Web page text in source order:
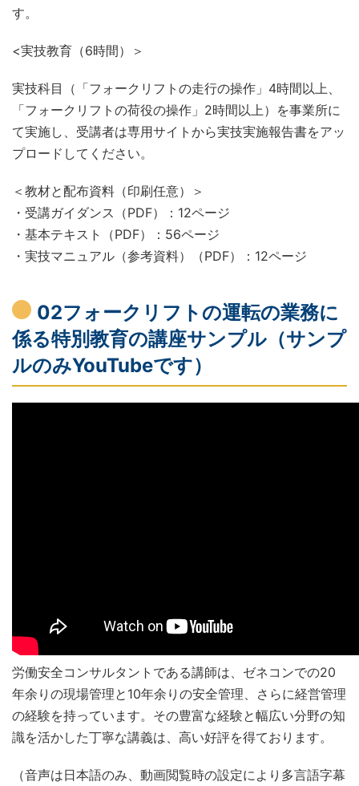
す。
<実技教育（6時間）＞
実技科目（「フォークリフトの走行の操作」4時間以上、
「フォークリフトの荷役の操作」2時間以上）を事業所に
て実施し、受講者は専用サイトから実技実施報告書をアッ
プロードしてください。
＜教材と配布資料（印刷任意）＞
・受講ガイダンス（PDF）：12ページ
・基本テキスト（PDF）：56ページ
・実技マニュアル（参考資料）（PDF）：12ページ
02フォークリフトの運転の業務に
係る特別教育の講座サンプル（サンプ
ルのみYouTubeです）
労働安全コンサルタントである講師は、ゼネコンでの20
年余りの現場管理と10年余りの安全管理、さらに経営管理
の経験を持っています。その豊富な経験と幅広い分野の知
識を活かした丁寧な講義は、高い好評を得ております。
（音声は日本語のみ、動画閲覧時の設定により多言語字幕